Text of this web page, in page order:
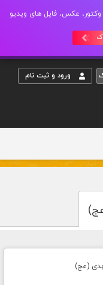
تا 600 طرح لایه باز، وکتور، عکس، فایل های ویدیو
ورود و ثبت نام